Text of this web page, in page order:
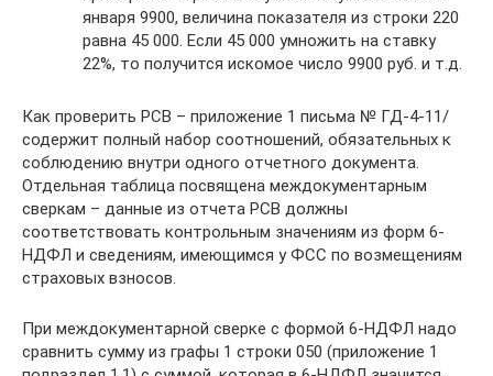
января 9900, величина показателя из строки 220
равна 45 000. Если 45 000 умножить на ставку
22%, то получится искомое число 9900 руб. и т.д.
Как проверить РСВ – приложение 1 письма № ГД-4-11/
содержит полный набор соотношений, обязательных к
соблюдению внутри одного отчетного документа.
Отдельная таблица посвящена междокументарным
сверкам – данные из отчета РСВ должны
соответствовать контрольным значениям из форм 6-
НДФЛ и сведениям, имеющимся у ФСС по возмещениям
страховых взносов.
При междокументарной сверке с формой 6-НДФЛ надо
сравнить сумму из графы 1 строки 050 (приложение 1